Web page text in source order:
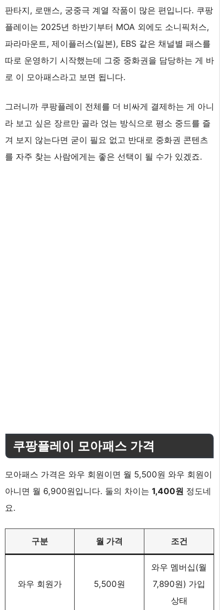
판타지, 로맨스, 궁중극 계열 작품이 많은 편입니다. 쿠팡
플레이는 2025년 하반기부터 MOA 외에도 소니픽처스,
파라마운트, 제이플러스(일본), EBS 같은 채널별 패스를
따로 운영하기 시작했는데 그중 중화권을 담당하는 게 바
로 이 모아패스라고 보면 됩니다.
그러니까 쿠팡플레이 전체를 더 비싸게 결제하는 게 아니
라 보고 싶은 장르만 골라 얹는 방식으로 평소 중드를 즐
겨 보지 않는다면 굳이 필요 없고 반대로 중화권 콘텐츠
를 자주 찾는 사람에게는 좋은 선택이 될 수가 있겠죠.
쿠팡플레이 모아패스 가격
모아패스 가격은 와우 회원이면 월 5,500원 와우 회원이
아니면 월 6,900원입니다. 둘의 차이는 1,400원 정도네
요.
구분 월 가격 조건
와우 회원가 5,500원
와우 멤버십(월
7,890원) 가입
상태